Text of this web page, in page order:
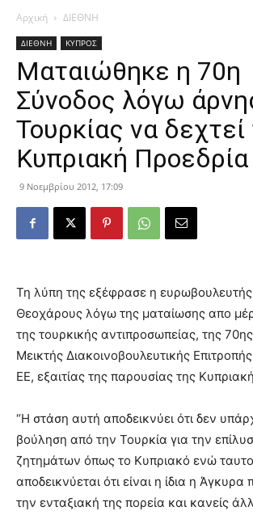
Αρχική ΔΙΕΘΝΗ
ΔΙΕΘΝΗ ΚΥΠΡΟΣ
Ματαιώθηκε η 70η
Σύνοδος λόγω
Τουρκίας να δεχτεί
Κυπριακή Προεδρία
9 Νοεμβρίου 2012, 17:09
Τη λύπη της εξέφρασε η
Θεοχάρους λόγω της ματαίωσης απο
της τουρκικής αντιπροσωπείας, της
Μεικτής Διακοινοβουλευτικής
ΕΕ, εξαιτίας της παρουσίας της
“Η στάση αυτή αποδεικνύει ότι δεν
βούληση από την Τουρκία για την
ζητημάτων όπως το Κυπριακό ενώ
αποδεικνύεται ότι είναι η ίδια η Άγκυρα
την ενταξιακή της πορεία και κανείς